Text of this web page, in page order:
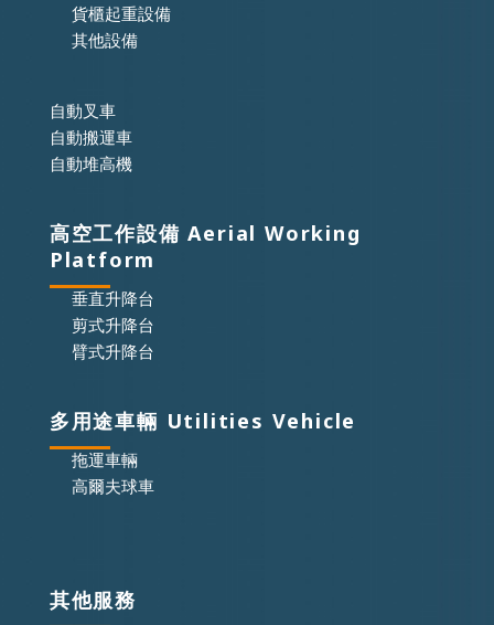
貨櫃起重設備
其他設備
自動叉車
自動搬運車
自動堆高機
高空工作設備 Aerial Working
Platform
垂直升降台
剪式升降台
臂式升降台
多用途車輛 Utilities Vehicle
拖運車輛
高爾夫球車
其他服務